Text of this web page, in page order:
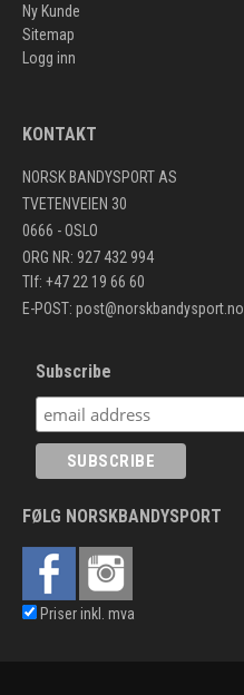
Ny Kunde
Sitemap
Logg inn
KONTAKT
NORSK BANDYSPORT AS
TVETENVEIEN 30
0666 - OSLO
ORG NR: 927 432 994
Tlf: +47 22 19 66 60
E-POST: post@norskbandysport.no
Subscribe
FØLG NORSKBANDYSPORT
Priser inkl. mva